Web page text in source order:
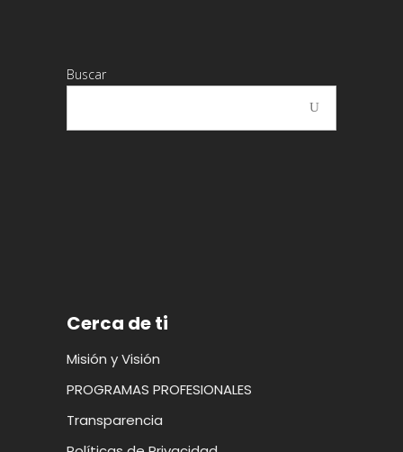
Buscar
Cerca de ti
Misión y Visión
PROGRAMAS PROFESIONALES
Transparencia